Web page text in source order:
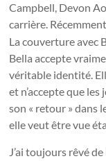
Campbell, Devon
carrière.
La couverture avec
Bella accepte
véritable identité.
et n’accepte que
son « retour » dans
elle veut être vue
J’ai toujours rêvé